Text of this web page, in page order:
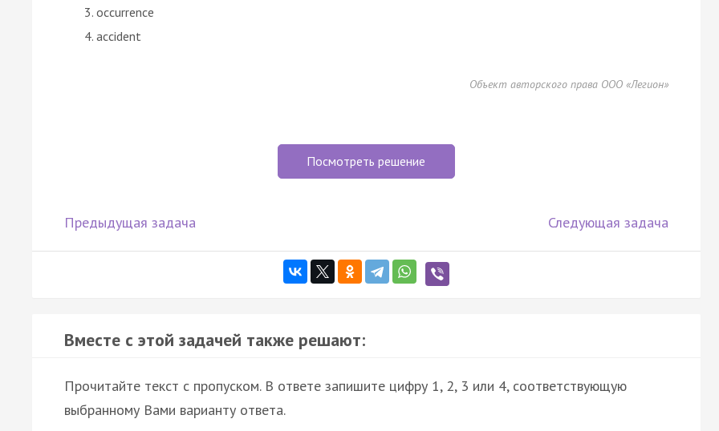
occurrence
accident
Объект авторского права ООО «Легион»
Посмотреть решение
Предыдущая задача Следующая задача
Вместе с этой задачей также решают:
Прочитайте текст с пропуском. В ответе запишите цифру 1, 2, 3 или 4, соответствующую
выбранному Вами варианту ответа.